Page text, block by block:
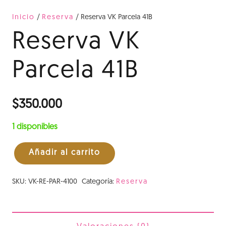
Inicio / Reserva / Reserva VK Parcela 41B
Reserva VK
Parcela 41B
$350.000
1 disponibles
Reserva
Añadir al carrito
SKU: VK-RE-PAR-4100 Categoría: Reserva